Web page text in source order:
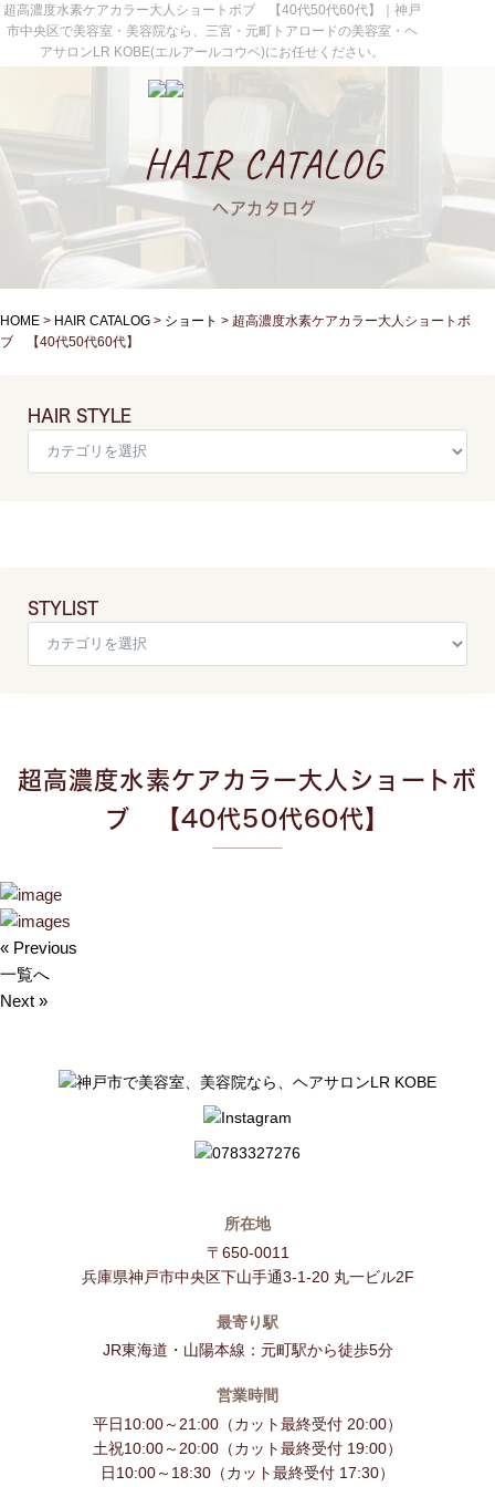
超高濃度水素ケアカラー大人ショートボブ 【40代50代60代】｜神戸
市中央区で美容室・美容院なら、三宮・元町トアロードの美容室・ヘ
アサロンLR KOBE(エルアールコウベ)にお任せください。
HAIR CATALOG
ヘアカタログ
HOME > HAIR CATALOG > ショート > 超高濃度水素ケアカラー大人ショートボ
ブ 【40代50代60代】
HAIR STYLE
STYLIST
超高濃度水素ケアカラー大人ショートボ
ブ 【40代50代60代】
« Previous
一覧へ
Next »
所在地
〒650-0011
兵庫県神戸市中央区下山手通3-1-20 丸一ビル2F
最寄り駅
JR東海道・山陽本線：元町駅から徒歩5分
営業時間
平日10:00～21:00（カット最終受付 20:00）
土祝10:00～20:00（カット最終受付 19:00）
日10:00～18:30（カット最終受付 17:30）